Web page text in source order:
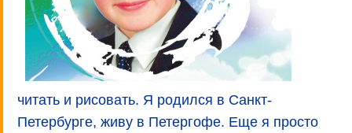
читать и рисовать. Я родился в Санкт-
Петербурге, живу в Петергофе. Еще я просто